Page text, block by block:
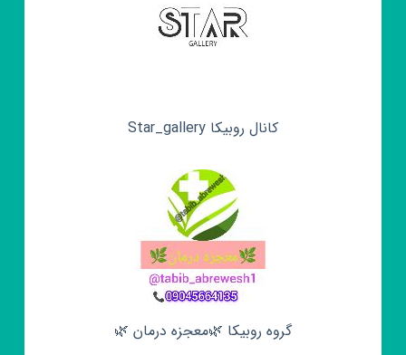
کانال روبیکا Star_gallery
گروه روبیکا 🌿معجزه درمان 🌿